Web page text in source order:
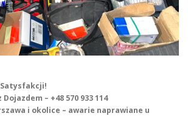
Satysfakcji!
– +48 570 933 114
i okolice – awarie naprawiane u